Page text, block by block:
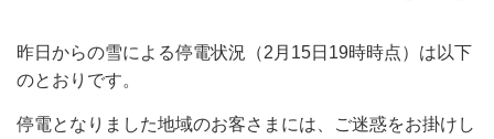
昨日からの雪による停電状況（2月15日19時時点）は以下
のとおりです。
停電となりました地域のお客さまには、ご迷惑をお掛けし